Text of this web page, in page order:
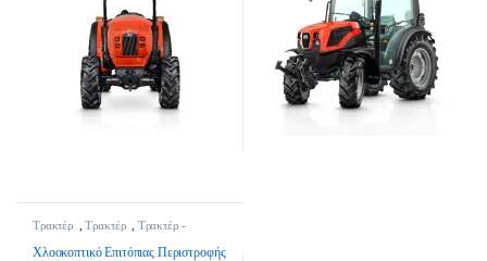
Τρακτέρ ,Τρακτέρ
Τρακτέρ -
Χλοοκοπτικό Επιτόπιας Περιστροφής